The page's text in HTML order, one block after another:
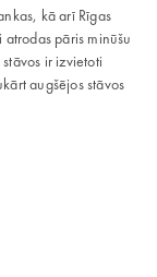
kā arī Rīgas
pāris minūšu
ir izvietoti
augšējos stāvos